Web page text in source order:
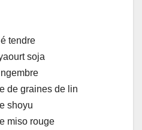
tendre
soja
de graines de lin
shoyu
miso rouge